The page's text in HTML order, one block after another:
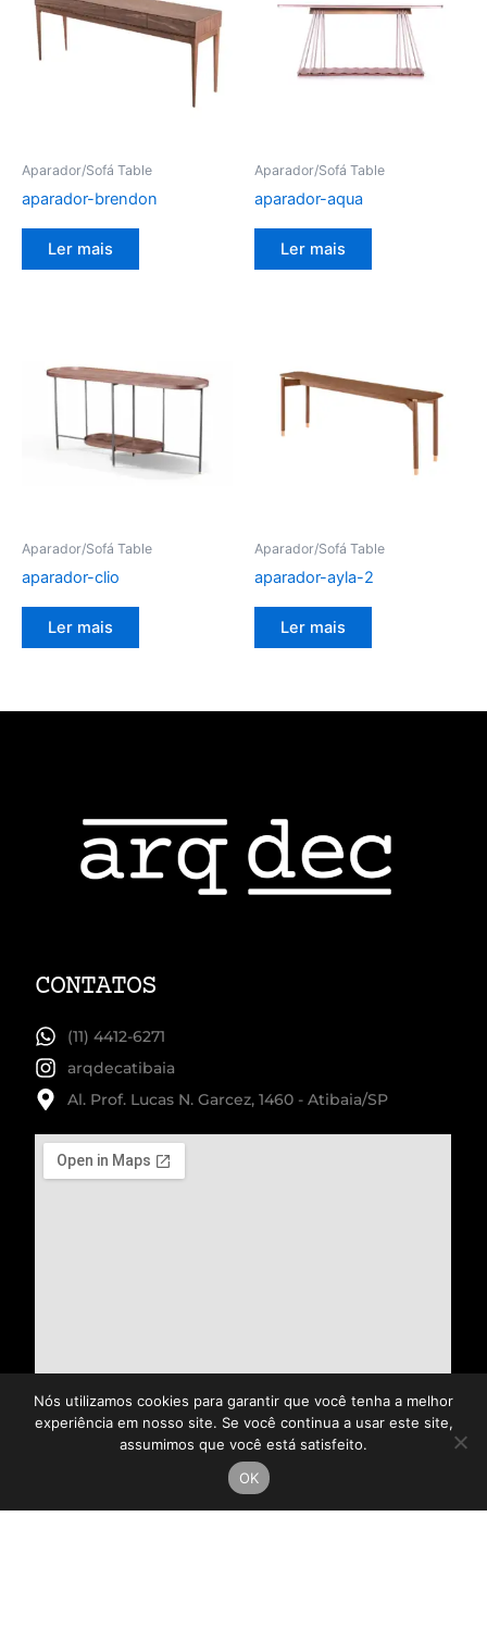
Aparador/Sofá Table
aparador-brendon
Ler mais
Aparador/Sofá Table
aparador-aqua
Ler mais
Aparador/Sofá Table
aparador-clio
Ler mais
Aparador/Sofá Table
aparador-ayla-2
Ler mais
CONTATOS
(11) 4412-6271
arqdecatibaia
Al. Prof. Lucas N. Garcez, 1460 - Atibaia/SP
Nós utilizamos cookies para garantir que você tenha a melhor
experiência em nosso site. Se você continua a usar este site,
assumimos que você está satisfeito.
OK